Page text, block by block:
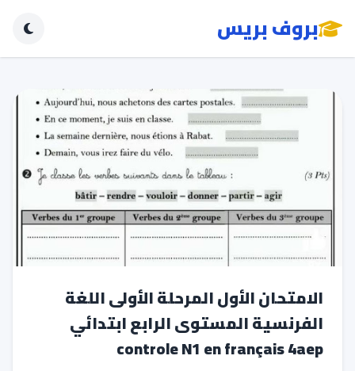
بروف بريس
الامتحان الأول المرحلة الأولى اللغة
الفرنسية المستوى الرابع ابتدائي
controle N1 en français 4aep